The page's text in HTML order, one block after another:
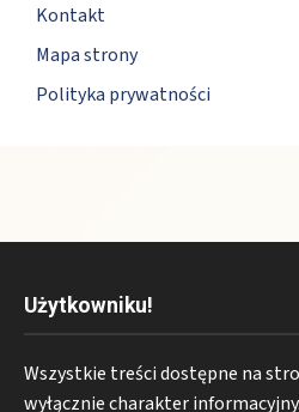
Kontakt
Mapa strony
Polityka prywatności
Użytkowniku!
Wszystkie treści dostępne na
wyłącznie charakter